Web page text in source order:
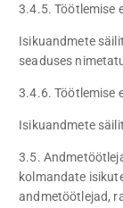
3.4.5. Töötlemise
Isikuandmete
seaduses
3.4.6. Töötlemise
Isikuandmete
3.5.
kolmandate
andmetöötlejad,